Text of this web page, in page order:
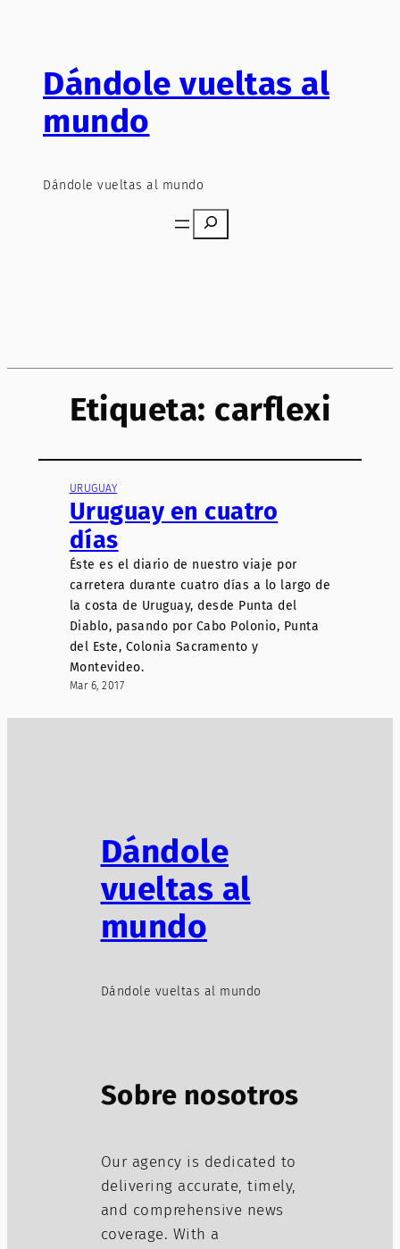
contenido
Dándole vueltas al
mundo
Dándole vueltas al mundo
Search
Etiqueta: carflexi
URUGUAY
Uruguay en cuatro
días
Éste es el diario de nuestro viaje por
carretera durante cuatro días a lo largo de
la costa de Uruguay, desde Punta del
Diablo, pasando por Cabo Polonio, Punta
del Este, Colonia Sacramento y
Montevideo.
Mar 6, 2017
Dándole
vueltas al
mundo
Dándole vueltas al mundo
Sobre nosotros
Our agency is dedicated to
delivering accurate, timely,
and comprehensive news
coverage. With a